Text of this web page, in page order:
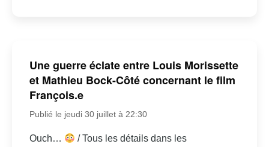
Une guerre éclate entre Louis Morissette
et Mathieu Bock-Côté concernant le film
François.e
Publié le jeudi 30 juillet à 22:30
Ouch…
/ Tous les détails dans les